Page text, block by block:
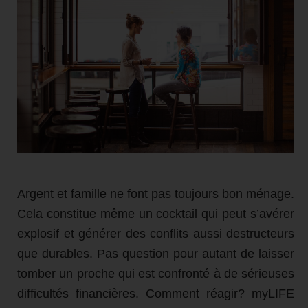
Argent et famille ne font pas toujours bon ménage.
Cela constitue même un cocktail qui peut s’avérer
explosif et générer des conflits aussi destructeurs
que durables. Pas question pour autant de laisser
tomber un proche qui est confronté à de sérieuses
difficultés financières. Comment réagir? myLIFE